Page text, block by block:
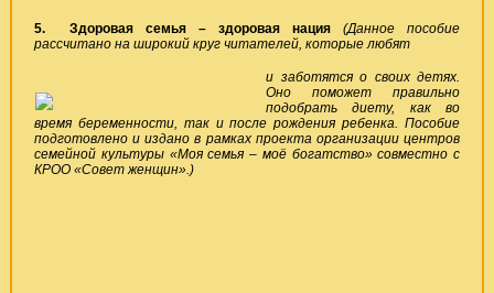
5. Здоровая семья – здоровая нация
(Данное пособие
рассчитано на широкий круг читателей, которые любят
и заботятся о своих детях.
Оно поможет правильно
подобрать диету, как во
время беременности, так и после рождения ребенка. Пособие
подготовлено и издано в рамках проекта организации центров
семейной культуры «Моя семья – моё богатство» совместно с
КРОО «Совет женщин».)